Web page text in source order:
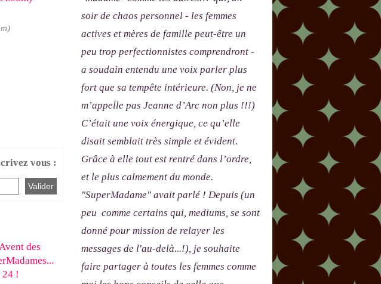
vous :
soir de chaos personnel - les femmes
actives et mères de famille peut-être un
peu trop perfectionnistes comprendront -
a soudain entendu une voix parler plus
fort que sa tempête intérieure. (Non, je ne
m’appelle pas Jeanne d’Arc non plus !!!)
C’était une voix énergique, ce qu’elle
disait semblait très simple et évident.
Grâce à elle tout est rentré dans l’ordre,
et le plus calmement du monde.
"SuperMadame" avait parlé ! Depuis (un
peu comme certains qui, mediums, se sont
donné pour mission de relayer les
messages de l'au-delà...!), je souhaite
faire partager à toutes les femmes comme